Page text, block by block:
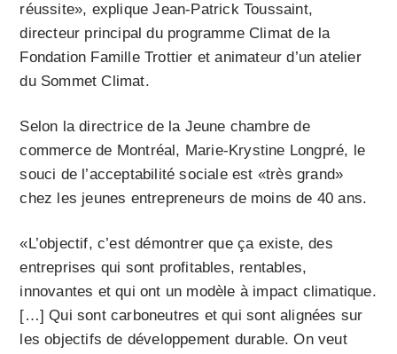
réussite», explique Jean-Patrick Toussaint,
directeur principal du programme Climat de la
Fondation Famille Trottier et animateur d’un atelier
du Sommet Climat.
Selon la directrice de la Jeune chambre de
commerce de Montréal, Marie-Krystine Longpré, le
souci de l’acceptabilité sociale est «très grand»
chez les jeunes entrepreneurs de moins de 40 ans.
«L’objectif, c’est démontrer que ça existe, des
entreprises qui sont profitables, rentables,
innovantes et qui ont un modèle à impact climatique.
[…] Qui sont carboneutres et qui sont alignées sur
les objectifs de développement durable. On veut